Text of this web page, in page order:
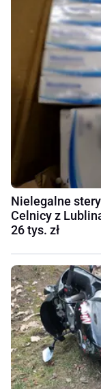
Nielegalne
Celnicy z
26 tys. zł